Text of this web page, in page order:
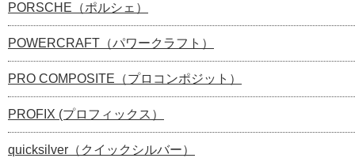
PORSCHE（ポルシェ）
POWERCRAFT（パワークラフト）
PRO COMPOSITE（プロコンポジット）
PROFIX (プロフィックス）
quicksilver（クイックシルバー）